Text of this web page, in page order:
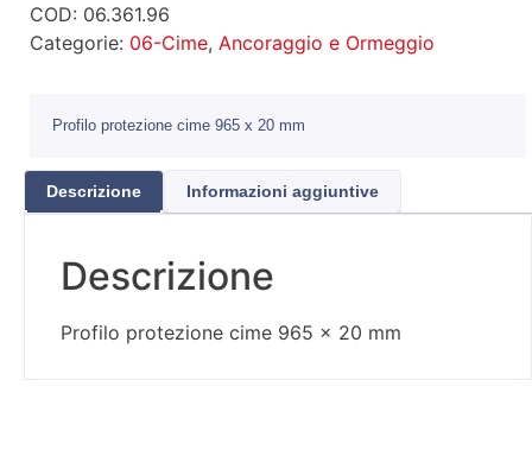
COD: 06.361.96
Categorie: 06-Cime, Ancoraggio e Ormeggio
Profilo protezione cime 965 x 20 mm
Descrizione Informazioni aggiuntive
Descrizione
Profilo protezione cime 965 x 20 mm